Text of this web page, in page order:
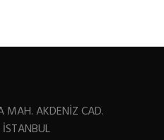
MAH. AKDENİZ CAD.